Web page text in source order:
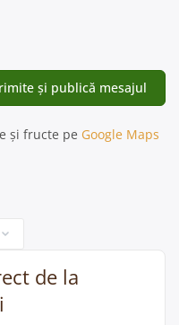
și fructe pe Google Maps
de la